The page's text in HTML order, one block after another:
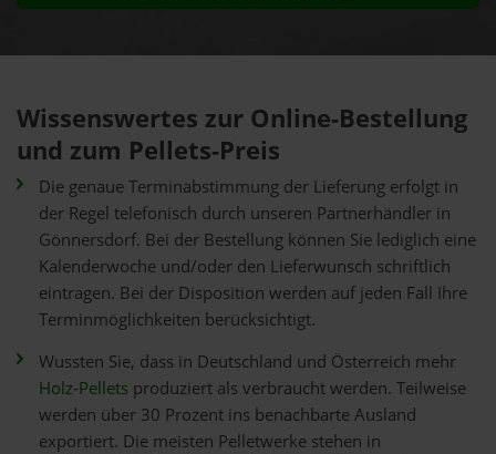
Wissenswertes zur Online-Bestellung
und zum Pellets-Preis
Die genaue Terminabstimmung der Lieferung erfolgt in
der Regel telefonisch durch unseren Partnerhändler in
Gönnersdorf. Bei der Bestellung können Sie lediglich eine
Kalenderwoche und/oder den Lieferwunsch schriftlich
eintragen. Bei der Disposition werden auf jeden Fall Ihre
Terminmöglichkeiten berücksichtigt.
Wussten Sie, dass in Deutschland und Österreich mehr
Holz-Pellets produziert als verbraucht werden. Teilweise
werden über 30 Prozent ins benachbarte Ausland
exportiert. Die meisten Pelletwerke stehen in